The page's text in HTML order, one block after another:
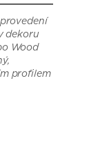
dekoru
Wood
profilem